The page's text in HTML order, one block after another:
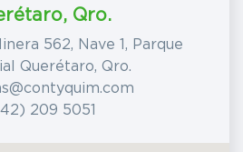
Qro.
562, Nave 1, Parque
Querétaro, Qro.
209 5051